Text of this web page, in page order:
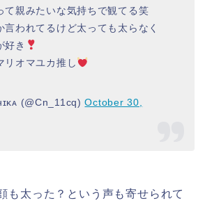
て親みたいな気持ちで観てる笑
言われてるけど太っても太らなく
好き
リオマユカ推し
(@Cn_11cq)October 30,
も太った？という声も寄せられて